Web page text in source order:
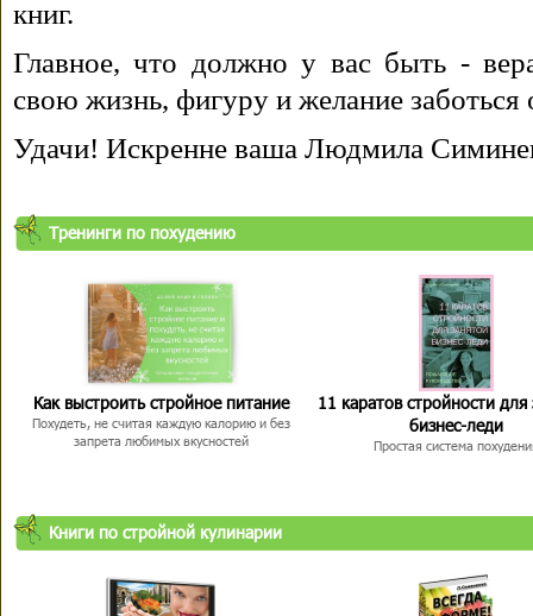
книг.
Главное, что должно у вас быть -
свою жизнь, фигуру и желание заботься
Удачи! Искренне ваша Людмила
Тренинги по похудению
Как выстроить стройное питание
Похудеть, не считая каждую калорию и без
запрета любимых вкусностей
11 каратов стройности для
бизнес-леди
Простая система
Книги по стройной кулинарии